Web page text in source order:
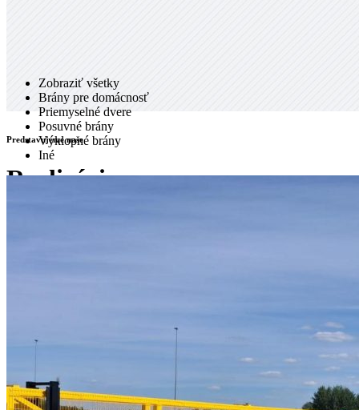
Predstavujeme naše
Realizácie
Zobraziť všetky
Brány pre domácnosť
Priemyselné dvere
Posuvné brány
Výklopné brány
Iné